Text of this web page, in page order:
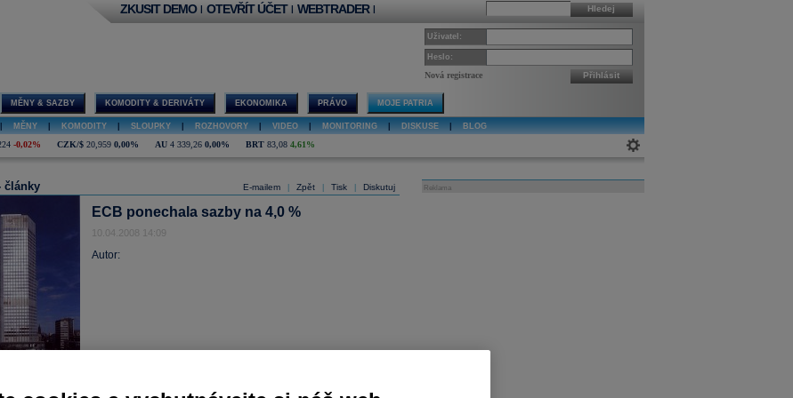
Hledej
ZKUSIT DEMO | OTEVŘÍT ÚČET | WEBTRADER |
Uživatel:
Heslo:
Nová registrace Přihlásit
MĚNY & SAZBY KOMODITY & DERIVÁTY EKONOMIKA PRÁVO MOJE PATRIA
MĚNY KOMODITY SLOUPKY ROZHOVORY VIDEO MONITORING DISKUSE BLOG
-0,02% CZK/$ 20,959 0,00% AU 4 339,26 0,00% BRT 83,08 4,61%
E-mailem Zpět Tisk Diskutuj
články
ECB ponechala sazby na 4,0 %
10.04.2008 14:09
Autor:
Reklama